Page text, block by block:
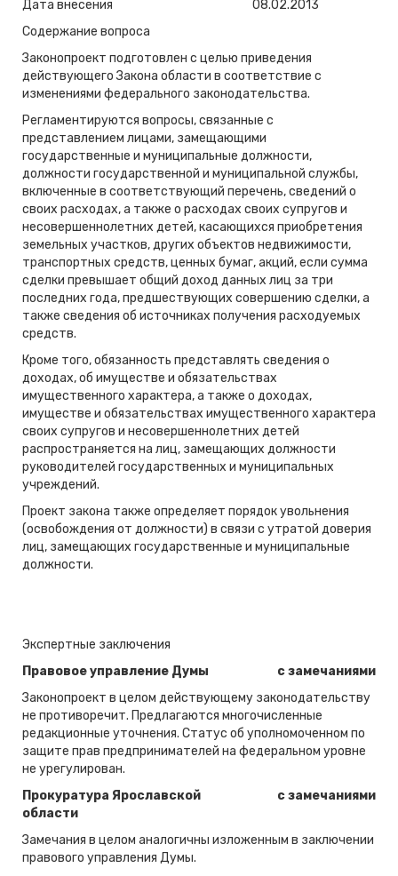
Дата внесения
08.02.2013
Содержание вопроса
Законопроект подготовлен с целью приведения
действующего Закона области в соответствие с
изменениями федерального законодательства.
Регламентируются вопросы, связанные с
представлением лицами, замещающими
государственные и муниципальные должности,
должности государственной и муниципальной службы,
включенные в соответствующий перечень, сведений о
своих расходах, а также о расходах своих супругов и
несовершеннолетних детей, касающихся приобретения
земельных участков, других объектов недвижимости,
транспортных средств, ценных бумаг, акций, если сумма
сделки превышает общий доход данных лиц за три
последних года, предшествующих совершению сделки, а
также сведения об источниках получения расходуемых
средств.
Кроме того, обязанность представлять сведения о
доходах, об имуществе и обязательствах
имущественного характера, а также о доходах,
имуществе и обязательствах имущественного характера
своих супругов и несовершеннолетних детей
распространяется на лиц, замещающих должности
руководителей государственных и муниципальных
учреждений.
Проект закона также определяет порядок увольнения
(освобождения от должности) в связи с утратой доверия
лиц, замещающих государственные и муниципальные
должности.
Экспертные заключения
Правовое управление Думы
с замечаниями
Законопроект в целом действующему законодательству
не противоречит. Предлагаются многочисленные
редакционные уточнения. Статус об уполномоченном по
защите прав предпринимателей на федеральном уровне
не урегулирован.
Прокуратура Ярославской
области
с замечаниями
Замечания в целом аналогичны изложенным в заключении
правового управления Думы.